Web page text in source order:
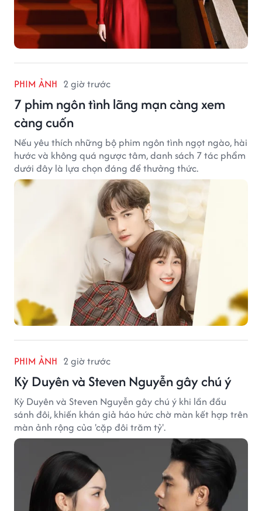
PHIM ẢNH 2 giờ trước
7 phim ngôn tình lãng mạn càng xem
càng cuốn
Nếu yêu thích những bộ phim ngôn tình ngọt ngào, hài
hước và không quá ngược tâm, danh sách 7 tác phẩm
dưới đây là lựa chọn đáng để thưởng thức.
PHIM ẢNH 2 giờ trước
Kỳ Duyên và Steven Nguyễn gây chú ý
Kỳ Duyên và Steven Nguyễn gây chú ý khi lần đầu
sánh đôi, khiến khán giả háo hức chờ màn kết hợp trên
màn ảnh rộng của 'cặp đôi trăm tỷ'.